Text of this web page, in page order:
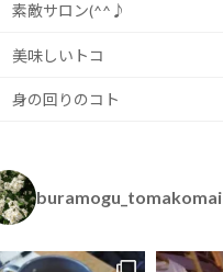
素敵サロン(^^♪
美味しいトコ
身の回りのコト
buramogu_tomakomai